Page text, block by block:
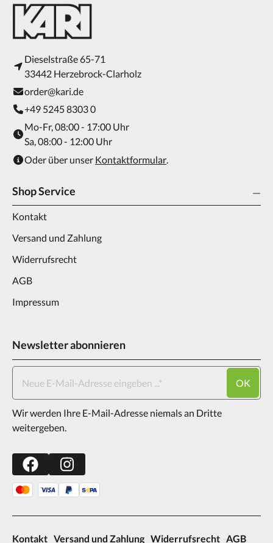
Dieselstraße 65-71
33442 Herzebrock-Clarholz
order@kari.de
+49 5245 8303 0
Mo-Fr, 08:00 - 17:00 Uhr
Sa, 08:00 - 12:00 Uhr
Oder über unser Kontaktformular.
Shop Service
Kontakt
Versand und Zahlung
Widerrufsrecht
AGB
Impressum
Newsletter abonnieren
OK
Wir werden Ihre E-Mail-Adresse niemals an Dritte
weitergeben.
Kontakt Versand und Zahlung Widerrufsrecht AGB